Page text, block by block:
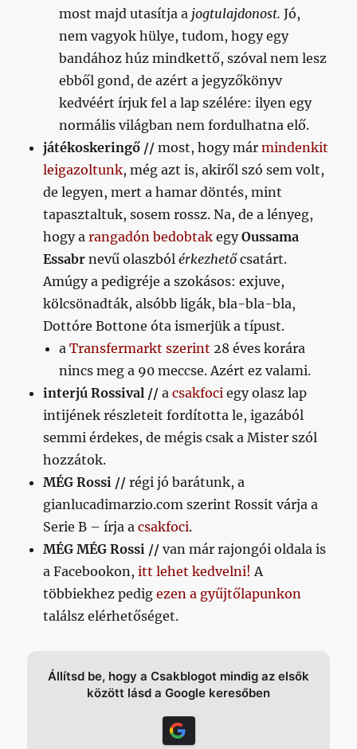
most majd utasítja a jogtulajdonost.Jó,
nem vagyok hülye, tudom, hogy egy
bandához húz mindkettő, szóval nem lesz
ebből gond, de azért a jegyzőkönyv
kedvéért írjuk fel a lap szélére: ilyen egy
normális világban nem fordulhatna elő.
játékoskeringő // most, hogy mármindenkit
leigazoltunk, még azt is, akiről szó sem volt,
de legyen, mert a hamar döntés, mint
tapasztaltuk, sosem rossz. Na, de a lényeg,
hogy arangadón bedobtak egyOussama
Essabr nevű olaszbólérkezhetőcsatárt.
Amúgy a pedigréje a szokásos: exjuve,
kölcsönadták, alsóbb ligák, bla-bla-bla,
Dottóre Bottone óta ismerjük a típust.
aTransfermarkt szerint 28 éves korára
nincs meg a 90 meccse. Azért ez valami.
interjú Rossival // acsakfoci egy olasz lap
intijének részleteit fordította le, igazából
semmi érdekes, de mégis csak a Mister szól
hozzátok.
MÉG Rossi //régi jó barátunk, a
gianlucadimarzio.com szerint Rossit várja a
Serie B – írja acsakfoci.
MÉG MÉG Rossi //van már rajongói oldala is
a Facebookon,itt lehet kedvelni! A
többiekhez pedigezen a gyűjtőlapunkon
találsz elérhetőséget.
Állítsd be, hogy a Csakblogot mindig az elsők
között lásd a Google keresőben